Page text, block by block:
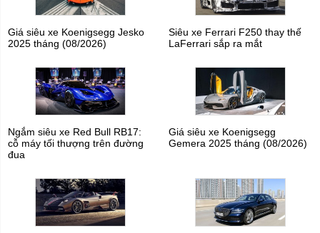
Giá siêu xe Koenigsegg Jesko
2025 tháng (08/2026)
Siêu xe Ferrari F250 thay thế
LaFerrari sắp ra mắt
Ngắm siêu xe Red Bull RB17:
cỗ máy tối thượng trên đường
đua
Giá siêu xe Koenigsegg
Gemera 2025 tháng (08/2026)